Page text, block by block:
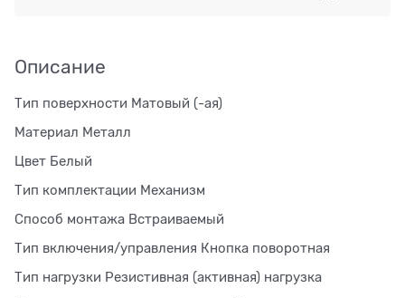
Описание
Тип поверхности Матовый (-ая)
Материал Металл
Цвет Белый
Тип комплектации Механизм
Способ монтажа Встраиваемый
Тип включения/управления Кнопка поворотная
Тип нагрузки Резистивная (активная) нагрузка